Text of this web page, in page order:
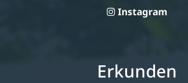
Instagram
Erkunden